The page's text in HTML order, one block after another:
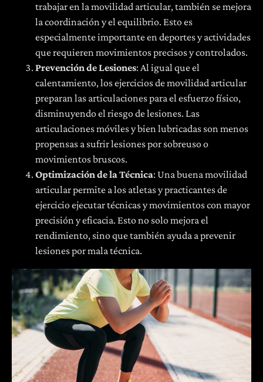
trabajar en la movilidad articular, también se mejora
la coordinación y el equilibrio. Esto es
especialmente importante en deportes y actividades
que requieren movimientos precisos y controlados.
Prevención de Lesiones: Al igual que el
calentamiento, los ejercicios de movilidad articular
preparan las articulaciones para el esfuerzo físico,
disminuyendo el riesgo de lesiones. Las
articulaciones móviles y bien lubricadas son menos
propensas a sufrir lesiones por sobreuso o
movimientos bruscos.
Optimización de la Técnica: Una buena movilidad
articular permite a los atletas y practicantes de
ejercicio ejecutar técnicas y movimientos con mayor
precisión y eficacia. Esto no solo mejora el
rendimiento, sino que también ayuda a prevenir
lesiones por mala técnica.